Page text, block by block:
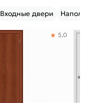
Входные двери
5,0